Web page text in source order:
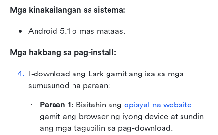
Mga kinakailangan sa sistema:
Android 5.1 o mas mataas.
Mga hakbang sa pag-install:
I-download ang Lark gamit ang isa sa mga
sumusunod na paraan:
Paraan 1: Bisitahin ang opisyal na website
gamit ang browser ng iyong device at sundin
ang mga tagubilin sa pag-download.